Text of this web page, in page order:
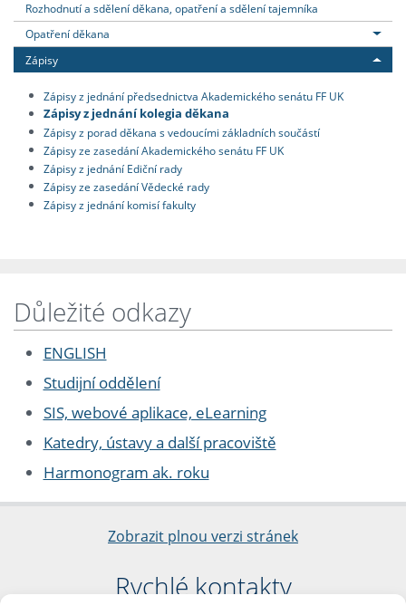
Rozhodnutí a sdělení děkana, opatření a sdělení tajemníka
Opatření děkana
Zápisy
Zápisy z jednání předsednictva Akademického senátu FF UK
Zápisy z jednání kolegia děkana
Zápisy z porad děkana s vedoucími základních součástí
Zápisy ze zasedání Akademického senátu FF UK
Zápisy z jednání Ediční rady
Zápisy ze zasedání Vědecké rady
Zápisy z jednání komisí fakulty
Důležité odkazy
ENGLISH
Studijní oddělení
SIS, webové aplikace, eLearning
Katedry, ústavy a další pracoviště
Harmonogram ak. roku
Zobrazit plnou verzi stránek
Rychlé kontakty